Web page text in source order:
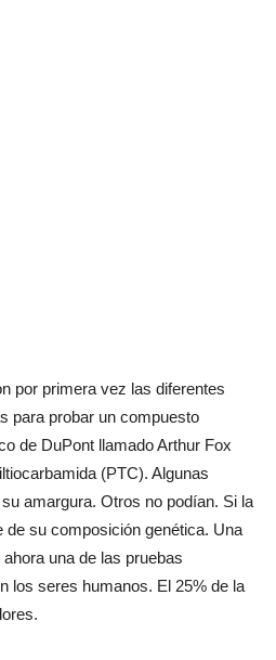
por primera vez las diferentes
para probar un compuesto
de DuPont llamado Arthur Fox
(PTC). Algunas
amargura. Otros no podían. Si la
de su composición genética. Una
una de las pruebas
los seres humanos. El 25% de la